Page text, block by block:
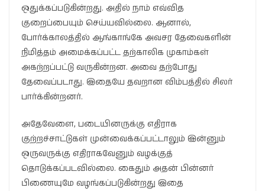
ஒதுக்கப்படுகின்றது. அதில் நாம் எவ்வித
குறைப்பையும் செய்யவில்லை. ஆனால்,
போர்க்காலத்தில் ஆங்காங்கே அவசர தேவைகளின்
நிமித்தம் அமைக்கப்பட்ட தற்காலிக முகாம்கள்
அகற்றப்பட்டு வருகின்றன. அவை தற்போது
தேவைப்படாது. இதையே தவறான விம்பத்தில் சிலர்
பார்க்கின்றனர்.
அதேவேளை, படையினருக்கு எதிராக
குற்றச்சாட்டுகள் முன்வைக்கப்பட்டாலும் இன்னும்
ஒருவருக்கு எதிராகவேனும் வழக்குத்
தொடுக்கப்படவில்லை. கைதும் அதன் பின்னர்
பிணையுமே வழங்கப்படுகின்றது இதை